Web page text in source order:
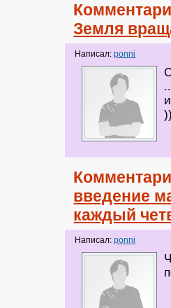
Земля
Написал:ponni
введение
каждый
Написал:ponni